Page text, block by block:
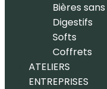
Bières
Digestifs
Softs
Coffrets
ATELIERS
ENTREPRISES